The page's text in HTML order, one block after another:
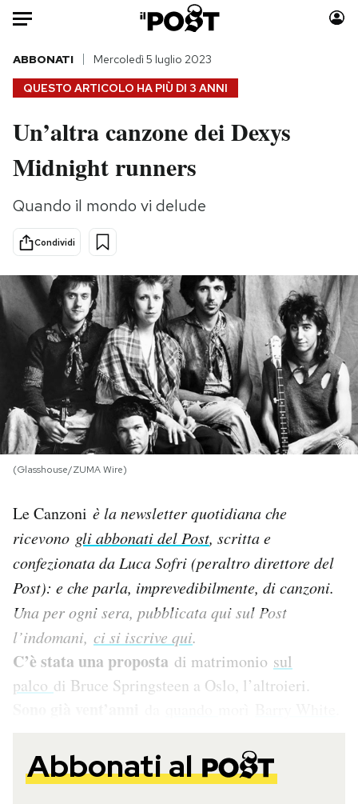
Auto
HOME
Italia
Politica
Tecnologia
Internet
Scienza
Cultura
Economia
Sport
Moda
Storie/Idee
Europa
Altrecose
Mondiali calcio 2026
PODCAST
NEWSLETTER
SHOP
CALENDARIO
Area Personale
Hai bisogno di aiuto?
QUESTO ARTICOLO HA PIÙ DI 3 ANNI
ABBONATI Mercoledì 5 luglio 2023
Un’altra canzone dei Dexys
Midnight runners
Quando il mondo vi delude
Condividi
(Glasshouse/ZUMA Wire)
Le Canzoni è la newsletter quotidiana che
ricevono gli abbonati del Post, scritta e
confezionata da Luca Sofri (peraltro direttore del
Post): e che parla, imprevedibilmente, di canzoni.
Una per ogni sera, pubblicata qui sul Post
l’indomani, ci si iscrive qui.
C’è stata una proposta di matrimonio sul
palco di Bruce Springsteen a Oslo, l’altroieri.
Abbonati al